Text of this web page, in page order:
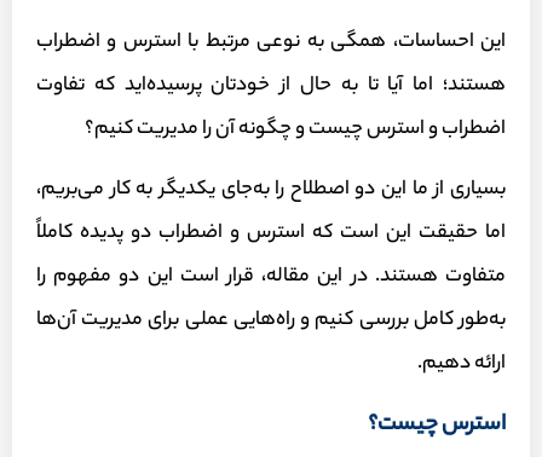
این احساسات، همگی به نوعی مرتبط با استرس و اضطراب
هستند؛ اما آیا تا به حال از خودتان پرسیده‌اید که تفاوت
اضطراب و استرس چیست و چگونه آن را مدیریت کنیم؟
بسیاری از ما این دو اصطلاح را به‌جای یکدیگر به کار می‌بریم،
اما حقیقت این است که استرس و اضطراب دو پدیده‌ کاملاً
متفاوت هستند. در این مقاله، قرار است این دو مفهوم را
به‌طور کامل بررسی کنیم و راه‌هایی عملی برای مدیریت آن‌ها
ارائه دهیم.
استرس چیست؟